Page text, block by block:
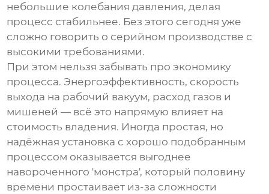
небольшие колебания давления, делая
процесс стабильнее. Без этого сегодня уже
сложно говорить о серийном производстве с
высокими требованиями.
При этом нельзя забывать про экономику
процесса. Энергоэффективность, скорость
выхода на рабочий вакуум, расход газов и
мишеней — всё это напрямую влияет на
стоимость владения. Иногда простая, но
надёжная установка с хорошо подобранным
процессом оказывается выгоднее
навороченного 'монстра', который половину
времени простаивает из-за сложности